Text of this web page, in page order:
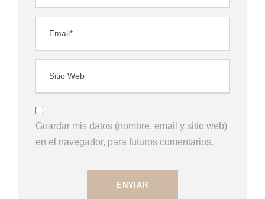
Guardar mis datos (nombre, email y sitio web)
en el navegador, para futuros comentarios.